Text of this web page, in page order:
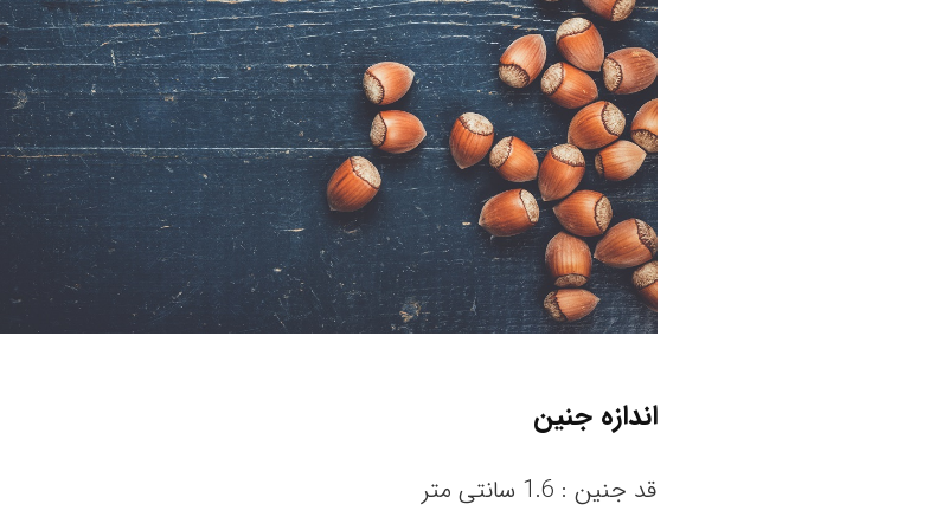
اندازه جنین
قد جنین : 1.6 سانتی متر